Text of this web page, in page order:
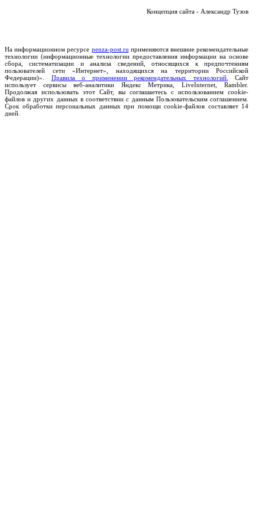
Концепция сайта - Александр Тузов
На информационном ресурсе penza-post.ru применяются внешние рекомендательные
технологии (информационные технологии предоставления информации на основе
сбора, систематизации и анализа сведений, относящихся к предпочтениям
пользователей сети «Интернет», находящихся на территории Российской
Федерации)». Правила о применении рекомендательных технологий.
Сайт
использует сервисы веб-аналитики Яндекс Метрика, LiveInternet, Rambler.
Продолжая использовать этот Сайт, вы соглашаетесь с использованием cookie-
файлов и других данных в соответствии с данным Пользовательским соглашением.
Срок обработки персональных данных при помощи cookie-файлов составляет 14
дней.